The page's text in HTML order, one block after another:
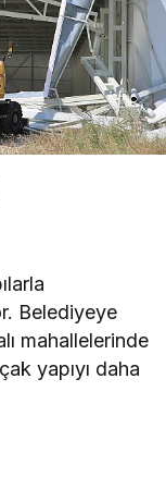
Belediyeye
mahallelerinde
yapıyı daha